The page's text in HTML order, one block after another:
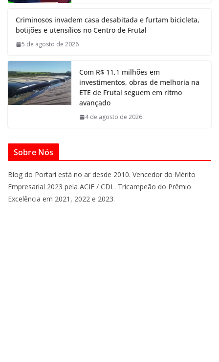
Criminosos invadem casa desabitada e furtam bicicleta,
botijões e utensílios no Centro de Frutal
5 de agosto de 2026
Com R$ 11,1 milhões em
investimentos, obras de melhoria na
ETE de Frutal seguem em ritmo
avançado
4 de agosto de 2026
Sobre Nós
Blog do Portari está no ar desde 2010. Vencedor do Mérito
Empresarial 2023 pela ACIF / CDL. Tricampeão do Prêmio
Excelência em 2021, 2022 e 2023.